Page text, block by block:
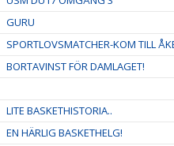
GURU
SPORTLOVSMATCHER-KOM TILL
BORTAVINST FÖR DAMLAGET!
LITE BASKETHISTORIA..
EN HÄRLIG BASKETHELG!